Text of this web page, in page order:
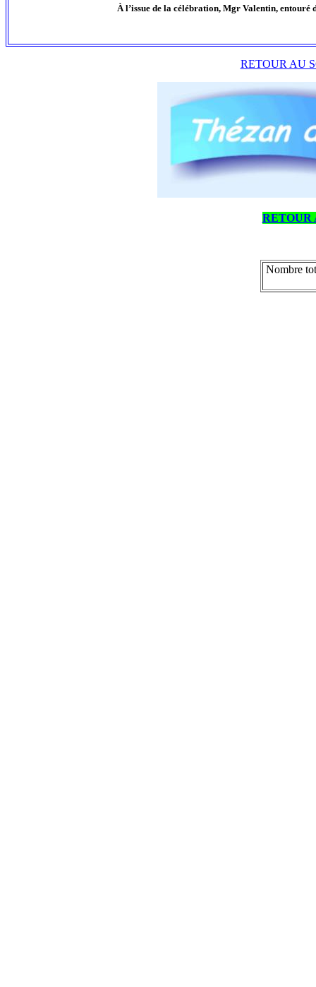
À l’issue de la célébration, Mgr Valentin, entouré
RETOUR AU
RETOUR
Nombre